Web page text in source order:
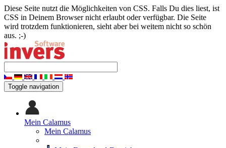
Diese Seite nutzt die Möglichkeiten von CSS. Falls Du dies liest, ist
CSS in Deinem Browser nicht erlaubt oder verfügbar. Die Seite
wird trotzdem funktionieren, sieht aber bei weitem nicht so schön
aus. ;-)
Toggle navigation
Mein Calamus
Mein Calamus